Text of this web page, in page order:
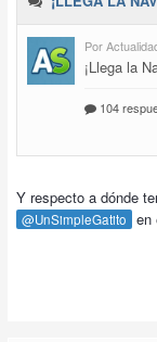
Y respecto a dónde
@UnSimpleGatito en